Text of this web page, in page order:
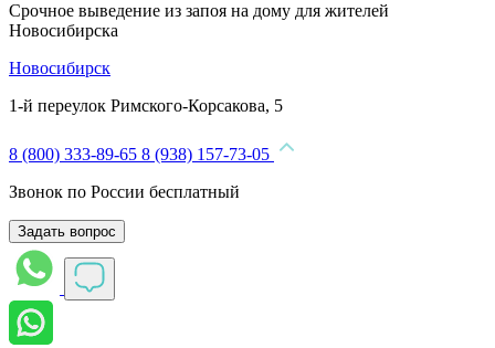
Срочное выведение из запоя на дому для жителей
Новосибирска
Новосибирск
1-й переулок Римского-Корсакова, 5
8 (800) 333-89-65 8 (938) 157-73-05
Звонок по России бесплатный
Задать вопрос